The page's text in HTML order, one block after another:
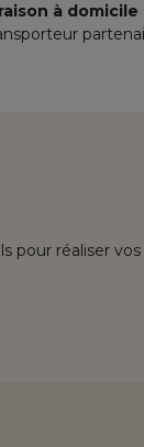
à domicile
pour réaliser